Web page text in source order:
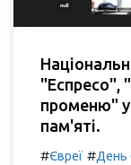
"Еспресо",
променю" у
пам'яті.
#Євреї #День